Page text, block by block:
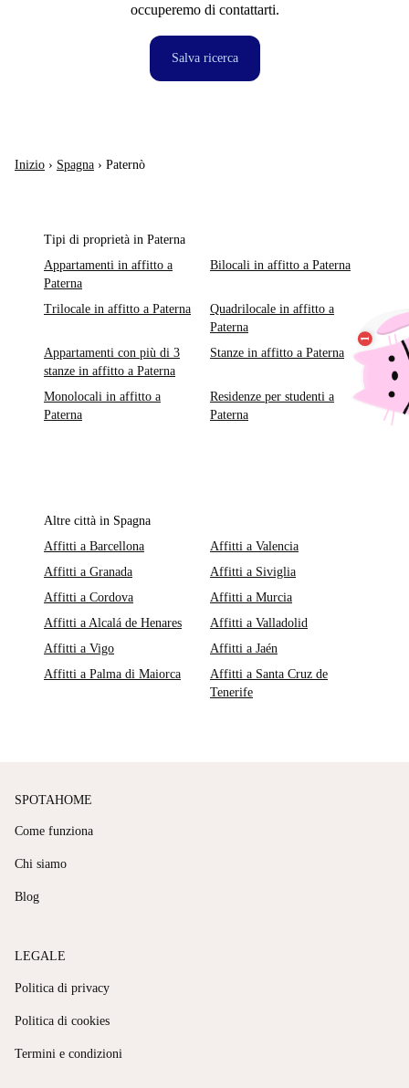
occuperemo di contattarti.
Salva ricerca
Inizio › Spagna › Paternò
Tipi di proprietà in Paterna
Appartamenti in affitto a
Paterna
Bilocali in affitto a Paterna
Trilocale in affitto a Paterna
Quadrilocale in affitto a
Paterna
Appartamenti con più di 3
stanze in affitto a Paterna
Stanze in affitto a Paterna
Monolocali in affitto a
Paterna
Residenze per studenti a
Paterna
Altre città in Spagna
Affitti a Barcellona
Affitti a Valencia
Affitti a Granada
Affitti a Siviglia
Affitti a Cordova
Affitti a Murcia
Affitti a Alcalá de Henares
Affitti a Valladolid
Affitti a Vigo
Affitti a Jaén
Affitti a Palma di Maiorca
Affitti a Santa Cruz de
Tenerife
SPOTAHOME
Come funziona
Chi siamo
Blog
LEGALE
Politica di privacy
Politica di cookies
Termini e condizioni